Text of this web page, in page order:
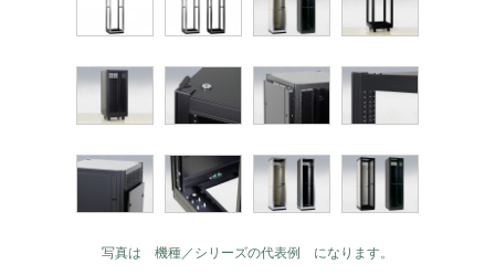
写真は 機種／シリーズの代表例 になります。